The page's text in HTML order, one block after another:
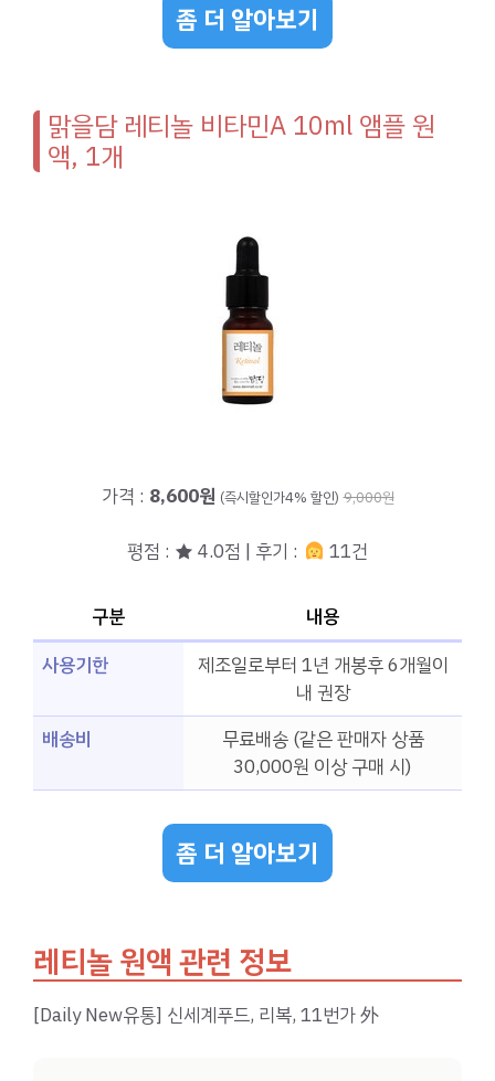
좀 더 알아보기
맑을담 레티놀 비타민A 10ml 앰플 원
액, 1개
가격 : 8,600원 (즉시할인가4% 할인) 9,000원
평점 : ★ 4.0점 | 후기 : 11건
구분
내용
사용기한
제조일로부터 1년 개봉후 6개월이
내 권장
배송비
무료배송 (같은 판매자 상품
30,000원 이상 구매 시)
좀 더 알아보기
레티놀 원액 관련 정보
[Daily New유통] 신세계푸드, 리복, 11번가 外